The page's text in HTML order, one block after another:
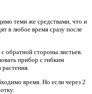
теми же средствами, что и
в любое время сразу после
обратной стороны листьев.
прибор с гибким
время. Но если через 2